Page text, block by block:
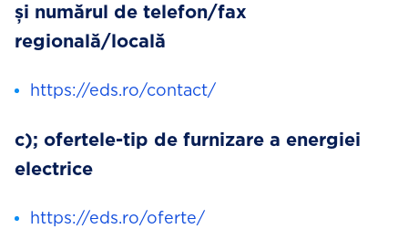
și numărul de telefon/fax
regională/locală
https://eds.ro/contact/
c); ofertele-tip de furnizare a energiei
electrice
https://eds.ro/oferte/